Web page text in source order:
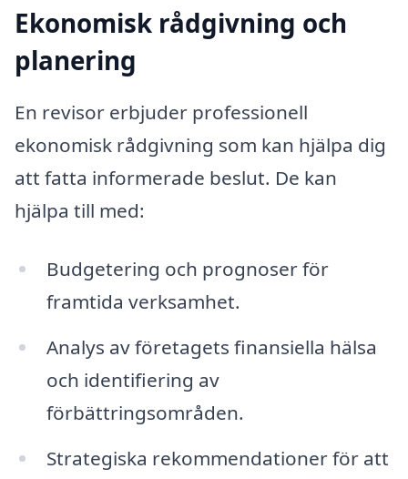
Ekonomisk rådgivning och
planering
En revisor erbjuder professionell
ekonomisk rådgivning som kan hjälpa dig
att fatta informerade beslut. De kan
hjälpa till med:
Budgetering och prognoser för
framtida verksamhet.
Analys av företagets finansiella hälsa
och identifiering av
förbättringsområden.
Strategiska rekommendationer för att